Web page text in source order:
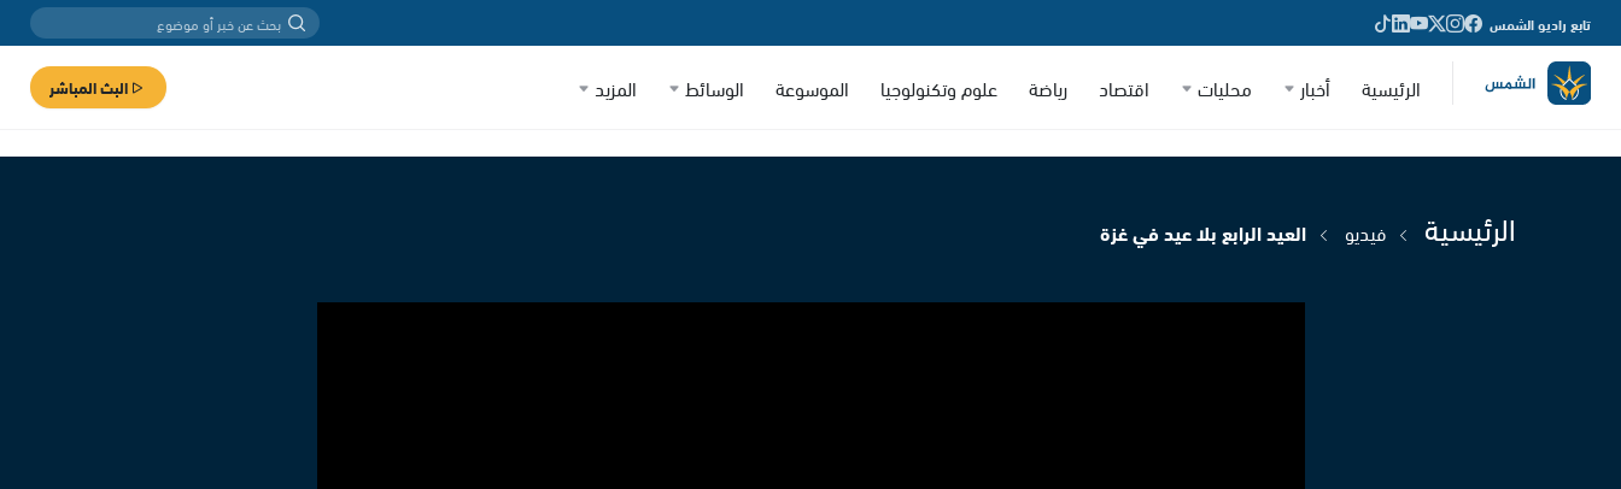
تابع راديو الشمس
الرئيسية أخبار محليات اقتصاد رياضة علوم وتكنولوجيا الموسوعة الوسائط المزيد البث المباشر
الرئيسية فيديو العيد الرابع بلا عيد في غزة